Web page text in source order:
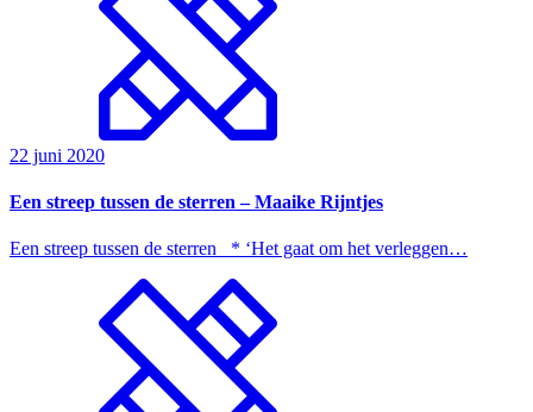
22 juni 2020
Een streep tussen de sterren – Maaike Rijntjes
Een streep tussen de sterren * ‘Het gaat om het verleggen…